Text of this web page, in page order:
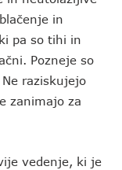
in
pa so tihi in
Pozneje so
raziskujejo
zanimajo za
vedenje, ki je